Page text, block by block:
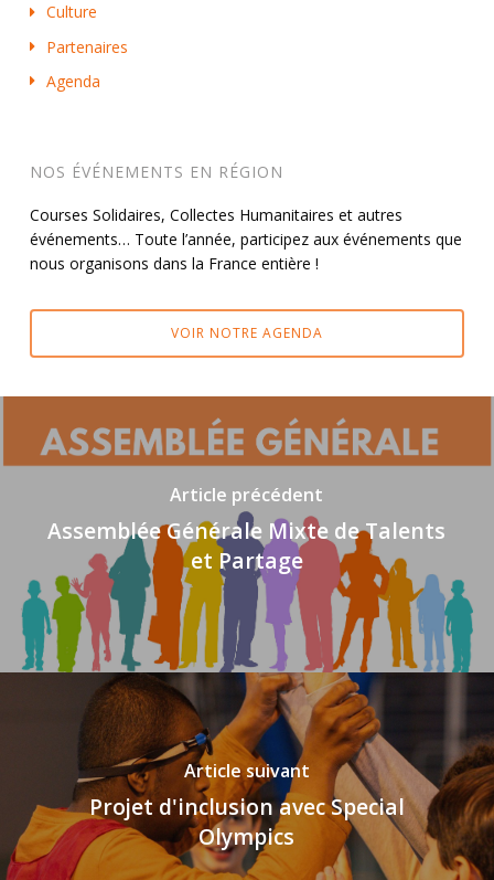
Culture
Partenaires
Agenda
NOS ÉVÉNEMENTS EN RÉGION
Courses Solidaires, Collectes Humanitaires et autres
événements… Toute l’année, participez aux événements que
nous organisons dans la France entière !
VOIR NOTRE AGENDA
Article précédent
Assemblée Générale Mixte de Talents
et Partage
Article suivant
Projet d'inclusion avec Special
Olympics